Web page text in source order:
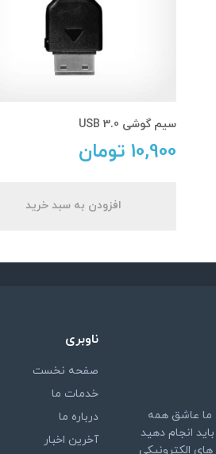
سیم گوشی USB 3.0
10,900 تومان
افزودن به سبد خرید
ما عاشق همه
انجام دهید
الکترونیکی
ناوبری
صفحه نخست
خدمات ما
درباره ما
آخرین اخبار